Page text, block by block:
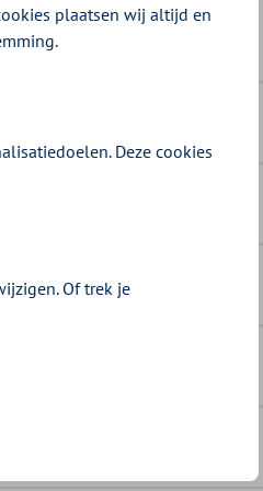
plaatsen wij altijd en
Deze cookies
Of trek je